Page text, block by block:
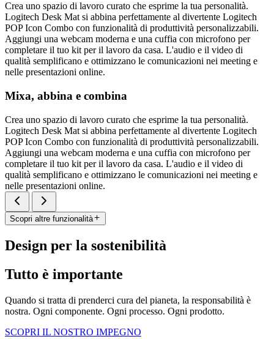
Crea uno spazio di lavoro curato che esprime la tua personalità.
Logitech Desk Mat si abbina perfettamente al divertente Logitech
POP Icon Combo con funzionalità di produttività personalizzabili.
Aggiungi una webcam moderna e una cuffia con microfono per
completare il tuo kit per il lavoro da casa. L'audio e il video di
qualità semplificano e ottimizzano le comunicazioni nei meeting e
nelle presentazioni online.
Mixa, abbina e combina
Crea uno spazio di lavoro curato che esprime la tua personalità.
Logitech Desk Mat si abbina perfettamente al divertente Logitech
POP Icon Combo con funzionalità di produttività personalizzabili.
Aggiungi una webcam moderna e una cuffia con microfono per
completare il tuo kit per il lavoro da casa. L'audio e il video di
qualità semplificano e ottimizzano le comunicazioni nei meeting e
nelle presentazioni online.
Scopri altre funzionalità
Design per la sostenibilità
Tutto è importante
Quando si tratta di prenderci cura del pianeta, la responsabilità è
nostra. Ogni componente. Ogni processo. Ogni prodotto.
SCOPRI IL NOSTRO IMPEGNO